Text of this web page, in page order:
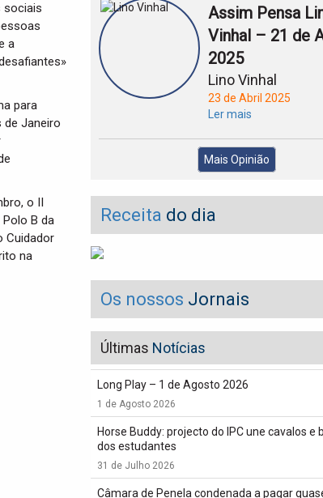
sociais
a
para
de Janeiro
o II
B da
Cuidador
na
Assim Pensa
Vinhal – 21 de
2025
Lino Vinhal
23 de Abril 2025
Ler mais
Mais Opinião
Receita do dia
Os nossos Jornais
Últimas Notícias
Long Play – 1 de Agosto 2026
1 de Agosto 2026
Horse Buddy: projecto do IPC une cavalos e
dos estudantes
31 de Julho 2026
Câmara de Penela condenada a pagar